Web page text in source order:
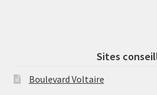
Sites
Boulevard Voltaire